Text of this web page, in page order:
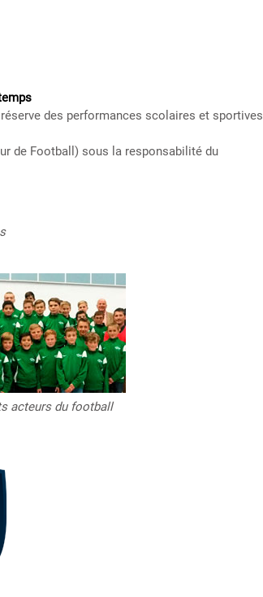
des performances scolaires et sportives
de Football) sous la responsabilité du
acteurs du football